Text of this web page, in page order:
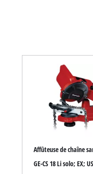
chantourner
Affûteuse de chaîne
GE-CS 18 Li solo; EX; US